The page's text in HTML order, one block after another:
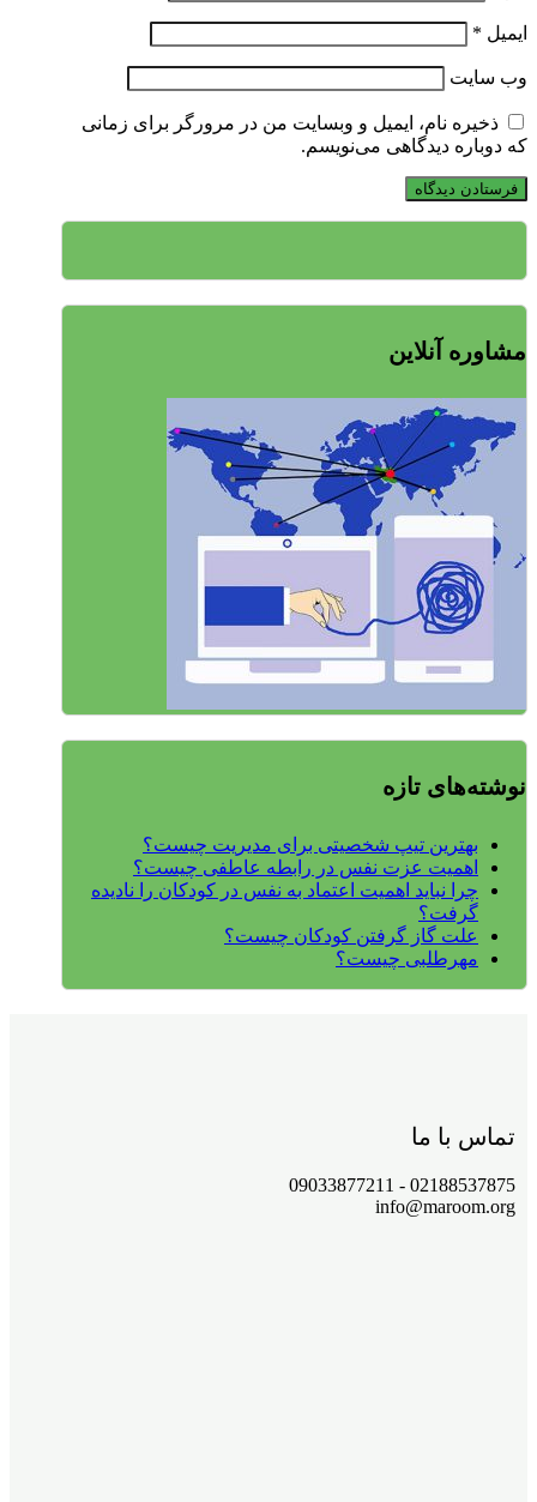
ایمیل *
وب‌ سایت
ذخیره نام، ایمیل و وبسایت من در مرورگر برای زمانی
که دوباره دیدگاهی می‌نویسم.
مشاوره آنلاین
نوشته‌های تازه
بهترین تیپ شخصیتی برای مدیریت چیست؟
اهمیت عزت نفس در رابطه عاطفی چیست؟
چرا نباید اهمیت اعتماد به نفس در کودکان را نادیده
گرفت؟
علت گاز گرفتن کودکان چیست؟
مهرطلبی چیست؟
تماس با ما
02188537875 - 09033877211
info@maroom.org